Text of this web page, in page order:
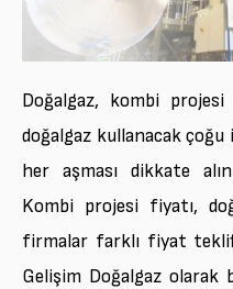
Doğalgaz, kombi
doğalgaz kullanacak çoğu
her aşması dikkate
Kombi projesi fiyatı,
firmalar farklı fiyat
Gelişim Doğalgaz